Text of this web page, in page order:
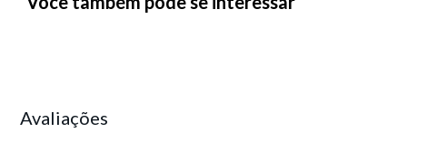
Avaliações